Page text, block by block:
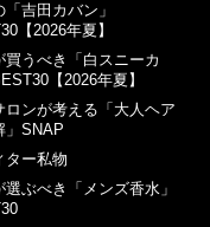
「吉田カバン」
【2026年夏】
買うべき「白スニーカ
【2026年夏】
ロンが考える「大人ヘア
」SNAP
ター私物
選ぶべき「メンズ香水」